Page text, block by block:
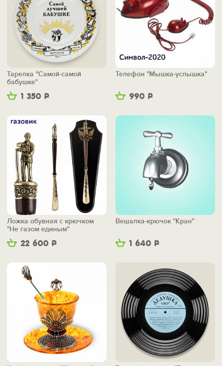
1 350 Р
Тарелка "Самой-самой
бабушке"
990 Р
Телефон "Мышка-услышка"
22 600 Р
Ложка обувная с крючком
"Не газом единым"
1 640 Р
Вешалка-крючок "Кран"